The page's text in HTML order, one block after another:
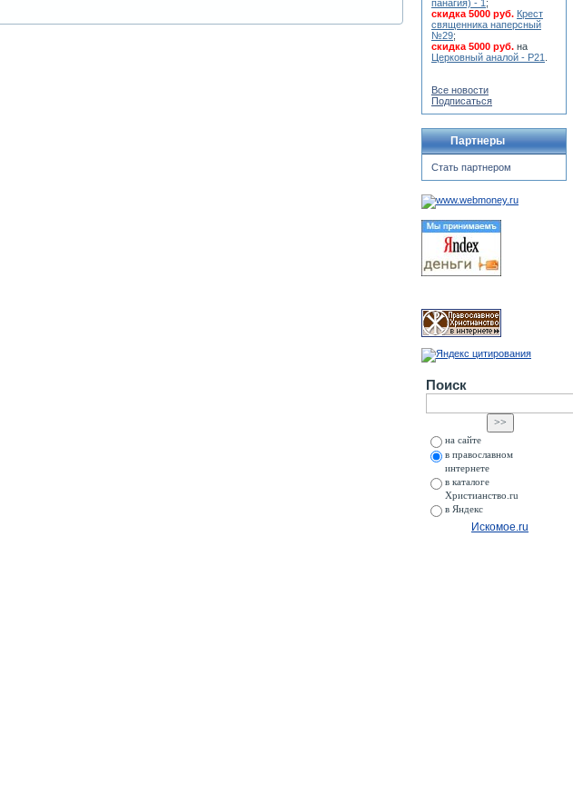
панагия) - 1 ;
скидка 5000 руб. Крест
священника наперсный
№29;
скидка 5000 руб. на
Церковный аналой - Р21
Все новости
Подписаться
Партнеры
Стать партнером
Поиск
на сайте
в православном
интернете
в каталоге
Христианство.ru
в Яндекс
Искомое.ru